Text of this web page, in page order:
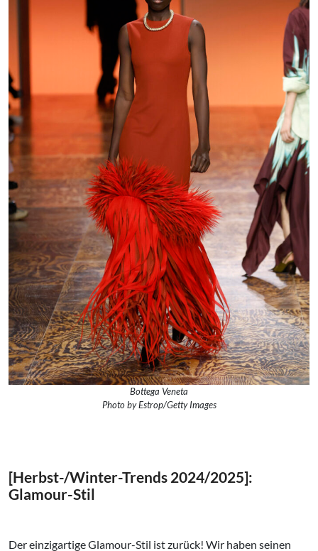
Bottega Veneta
Photo by Estrop/Getty Images
[Herbst-/Winter-Trends 2024/2025]:
Glamour-Stil
Der einzigartige Glamour-Stil ist zurück! Wir haben seinen